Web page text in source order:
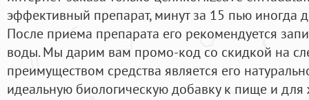
эффективный препарат, минут за 15 пью иногда
После приема препарата его рекомендуется
воды. Мы дарим вам промо-код со скидкой на
преимуществом средства является его
идеальную биологическую добавку к пище и